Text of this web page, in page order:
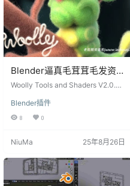
Blender逼真毛茸茸毛发资产
预设插件 Woolly Tools and
Woolly Tools and Shaders V2.0.5
列用于数字制作和制造的毛发系
统、材质、修改器和模型。这款插
的真实感和视觉效果。 支持的Blend
der，点击顶部菜单栏的“编辑(Edi
t)”-“偏好设置(Preferences…
Blender插件
8 0
NiuMa 25年8月26日